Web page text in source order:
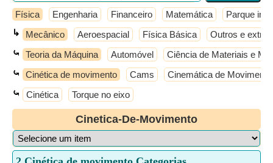
Física Engenharia Financeiro Matemática Parque
↳ Mecânico Aeroespacial Física Básica Outros e extras
⤿ Teoria da Máquina Automóvel Ciência de Materiais e
⤿ Cinética de movimento Cams Cinemática de Movimento
⤿ Cinética Torque no eixo
Cinetica-De-Movimento